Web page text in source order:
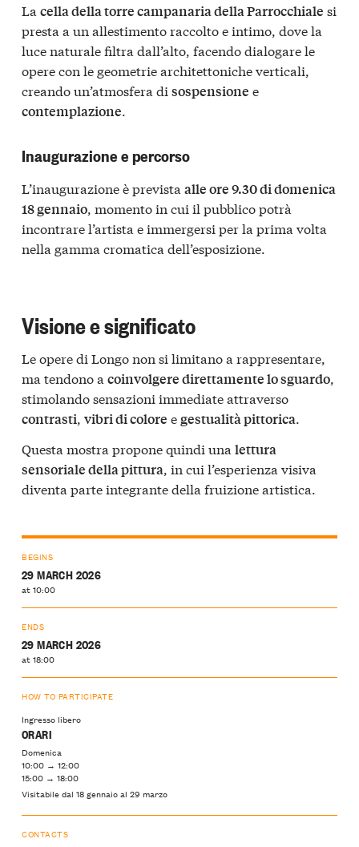
La cella della torre campanaria della Parrocchiale si
presta a un allestimento raccolto e intimo, dove la
luce naturale filtra dall’alto, facendo dialogare le
opere con le geometrie architettoniche verticali,
creando un’atmosfera di sospensione e
contemplazione.
Inaugurazione e percorso
L’inaugurazione è prevista alle ore 9.30 di domenica
18 gennaio , momento in cui il pubblico potrà
incontrare l’artista e immergersi per la prima volta
nella gamma cromatica dell’esposizione.
Visione e significato
Le opere di Longo non si limitano a rappresentare,
ma tendono a coinvolgere direttamente lo sguardo,
stimolando sensazioni immediate attraverso
contrasti, vibri di colore egestualità pittorica.
Questa mostra propone quindi una lettura
sensoriale della pittura, in cui l’esperienza visiva
diventa parte integrante della fruizione artistica.
BEGINS
29 MARCH 2026
at 10:00
ENDS
29 MARCH 2026
at 18:00
HOW TO PARTICIPATE
Ingresso libero
ORARI
Domenica
10:00 → 12:00
15:00 → 18:00
Visitabile dal 18 gennaio al 29 marzo
CONTACTS